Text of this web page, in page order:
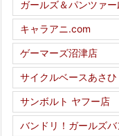
ガールズ＆パンツァー
キャラアニ.com
ゲーマーズ沼津店
サイクルベースあさひ
サンボルト ヤフー店
バンドリ！ガールズバ